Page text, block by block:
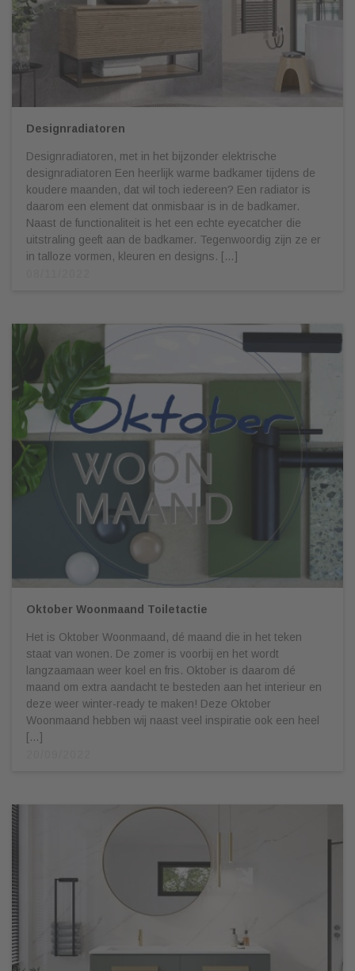
Designradiatoren
Designradiatoren, met in het bijzonder elektrische
designradiatoren Een heerlijk warme badkamer tijdens de
koudere maanden, dat wil toch iedereen? Een radiator is
daarom een element dat onmisbaar is in de badkamer.
Naast de functionaliteit is het een echte eyecatcher die
uitstraling geeft aan de badkamer. Tegenwoordig zijn ze er
in talloze vormen, kleuren en designs. […]
Oktober Woonmaand Toiletactie
Het is Oktober Woonmaand, dé maand die in het teken
staat van wonen. De zomer is voorbij en het wordt
langzaamaan weer koel en fris. Oktober is daarom dé
maand om extra aandacht te besteden aan het interieur en
deze weer winter-ready te maken! Deze Oktober
Woonmaand hebben wij naast veel inspiratie ook een heel
[…]